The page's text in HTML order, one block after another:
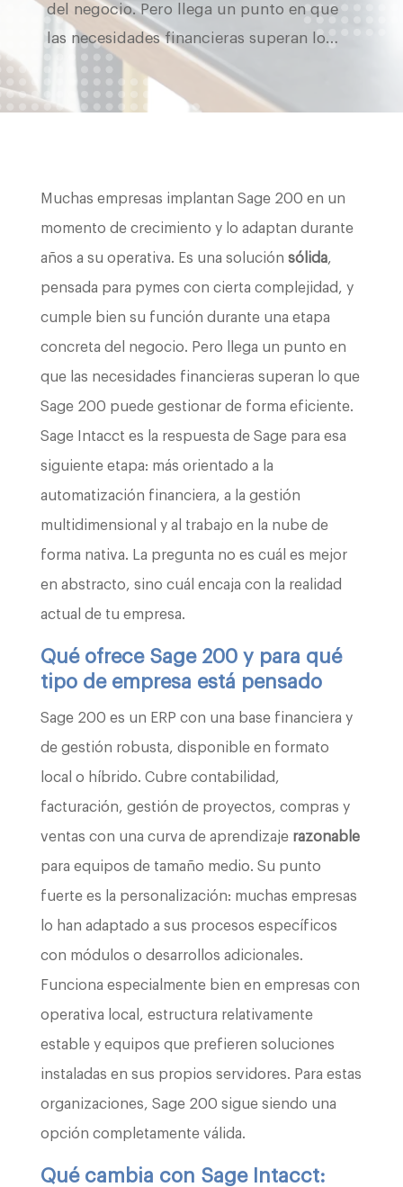
del negocio. Pero llega un punto en que
las necesidades financieras superan lo…
Muchas empresas implantan Sage 200 en un
momento de crecimiento y lo adaptan durante
años a su operativa. Es una solución sólida,
pensada para pymes con cierta complejidad, y
cumple bien su función durante una etapa
concreta del negocio. Pero llega un punto en
que las necesidades financieras superan lo que
Sage 200 puede gestionar de forma eficiente.
Sage Intacct es la respuesta de Sage para esa
siguiente etapa: más orientado a la
automatización financiera, a la gestión
multidimensional y al trabajo en la nube de
forma nativa. La pregunta no es cuál es mejor
en abstracto, sino cuál encaja con la realidad
actual de tu empresa.
Qué ofrece Sage 200 y para qué
tipo de empresa está pensado
Sage 200 es un ERP con una base financiera y
de gestión robusta, disponible en formato
local o híbrido. Cubre contabilidad,
facturación, gestión de proyectos, compras y
ventas con una curva de aprendizaje razonable
para equipos de tamaño medio. Su punto
fuerte es la personalización: muchas empresas
lo han adaptado a sus procesos específicos
con módulos o desarrollos adicionales.
Funciona especialmente bien en empresas con
operativa local, estructura relativamente
estable y equipos que prefieren soluciones
instaladas en sus propios servidores. Para estas
organizaciones, Sage 200 sigue siendo una
opción completamente válida.
Qué cambia con Sage Intacct: